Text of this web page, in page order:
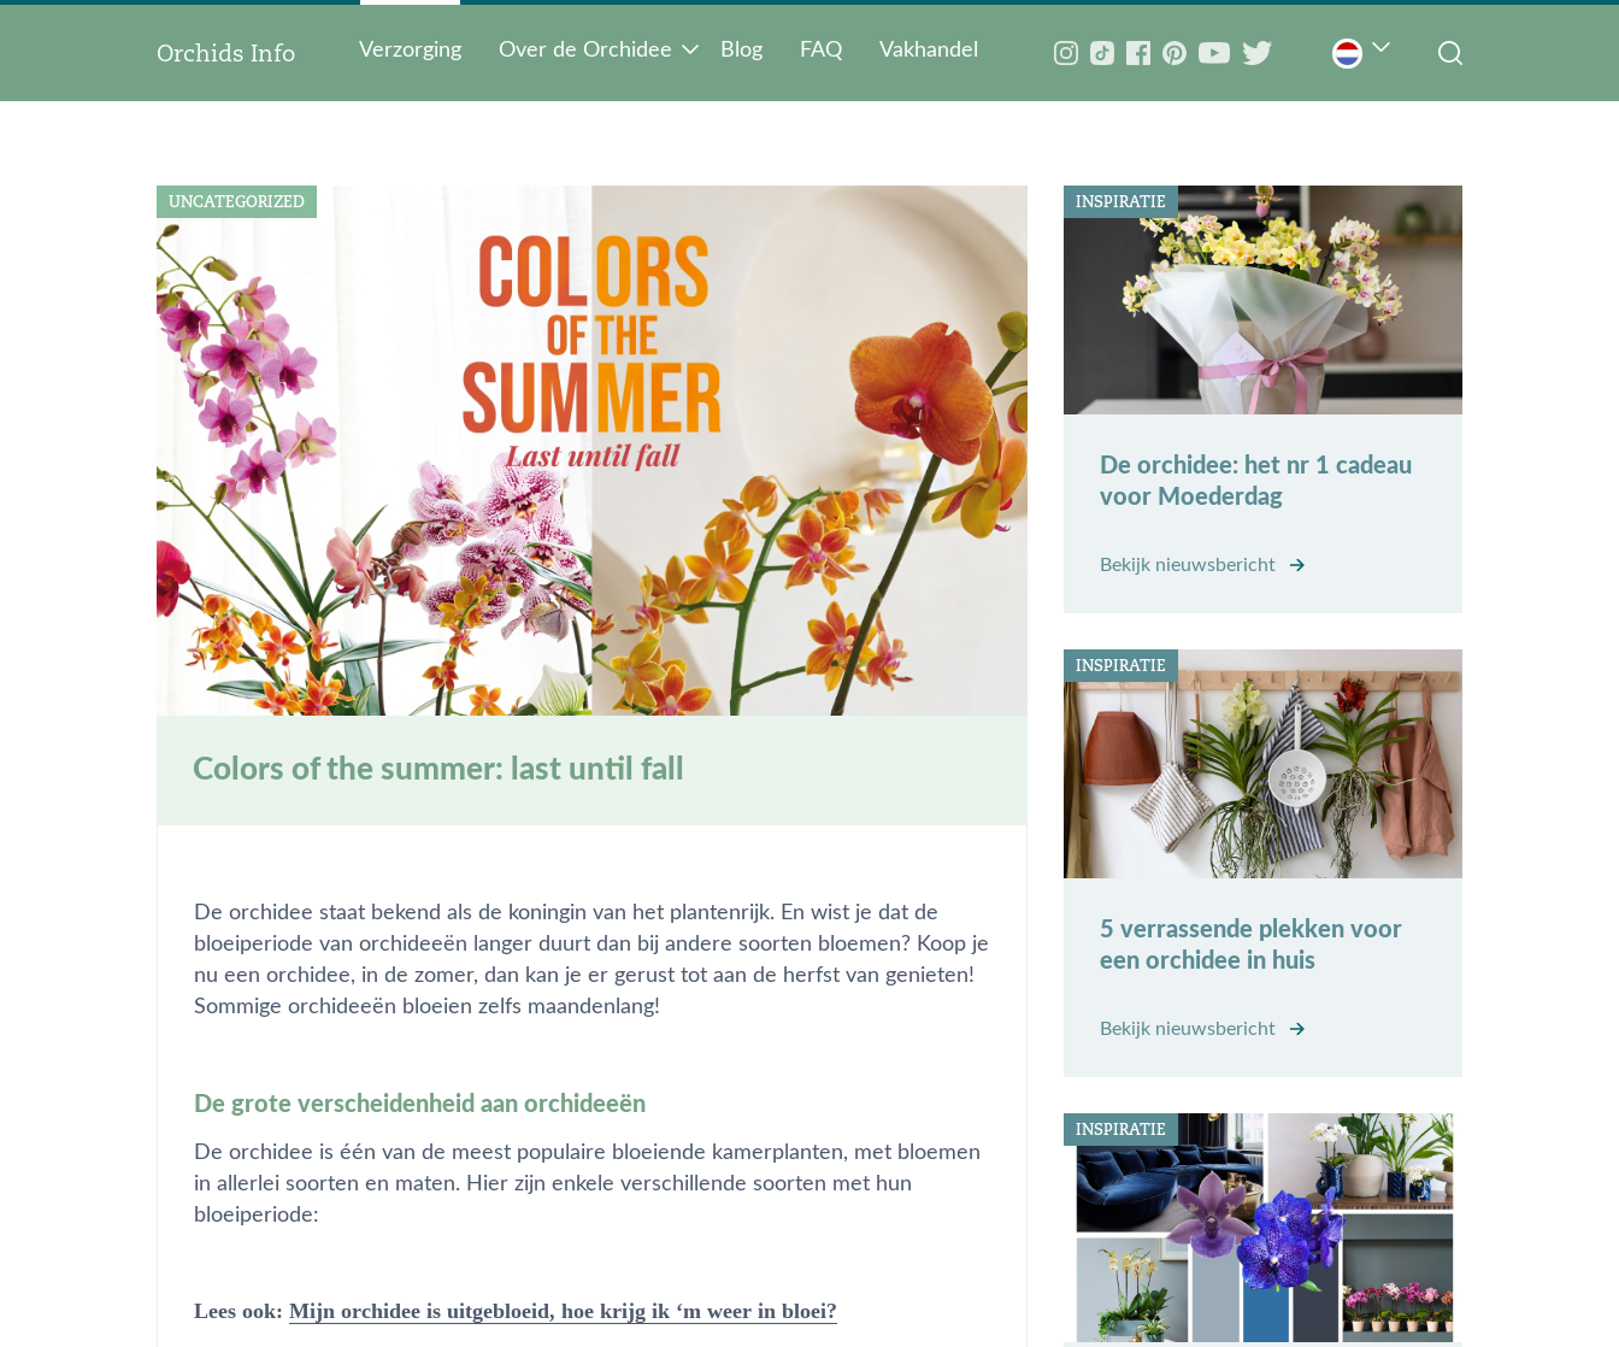
Orchids Info Verzorging Over de Orchidee Blog FAQ Vakhandel
UNCATEGORIZED
Colors of the summer: last until fall
De orchidee staat bekend als de koningin van het plantenrijk. En wist je dat de
bloeiperiode van orchideeën langer duurt dan bij andere soorten bloemen? Koop je
nu een orchidee, in de zomer, dan kan je er gerust tot aan de herfst van genieten!
Sommige orchideeën bloeien zelfs maandenlang!
De grote verscheidenheid aan orchideeën
De orchidee is één van de meest populaire bloeiende kamerplanten, met bloemen
in allerlei soorten en maten. Hier zijn enkele verschillende soorten met hun
bloeiperiode:
Lees ook: Mijn orchidee is uitgebloeid, hoe krijg ik ‘m weer in bloei?
INSPIRATIE
De orchidee: het nr 1 cadeau
voor Moederdag
Bekijk nieuwsbericht
INSPIRATIE
5 verrassende plekken voor
een orchidee in huis
Bekijk nieuwsbericht
INSPIRATIE